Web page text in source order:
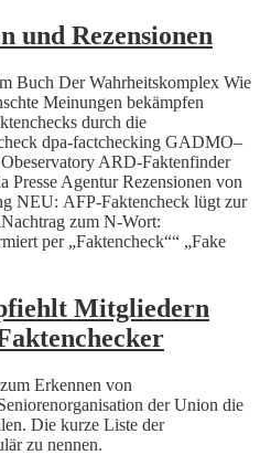
und Rezensionen
Buch Der Wahrheitskomplex Wie
Meinungen bekämpfen
durch die
dpa-factchecking GADMO–
ARD-Faktenfinder
Agentur Rezensionen von
NEU: AFP-Faktencheck lügt zur
zum N-Wort:
per „Faktencheck““ „Fake
Mitgliedern
Erkennen von
der Union die
Die kurze Liste der
zu nennen.